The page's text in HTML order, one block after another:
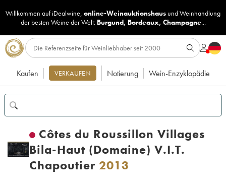
Willkommen auf iDealwine, online-Weinauktionshaus undWeinhandlung
der besten Weine der Welt: Burgund, Bordeaux, Champagne...
Kaufen VERKAUFEN Notierung Wein-Enzyklopädie
Côtes du Roussillon Villages
Bila-Haut (Domaine) V.I.T.
Chapoutier 2013